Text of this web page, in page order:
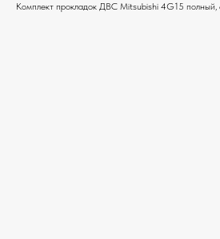
Комплект прокладок ДВС Mitsubishi 4G15 полный,